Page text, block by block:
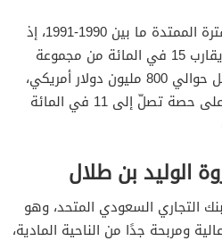
وظل على ذلك الحال لغاية الفترة الممتدة ما بين 1990-1991، إذ
قام الوليد بن طلال بشراء ما يقارب 15 في المائة من مجموعة
Citicorp المصرفية، وذلك مقابل حوالي 800 مليون دولار أمريكي،
بالإضافة إلى ذلك، لقد حصل على حصة تصلّ إلى 11 في المائة
الوليد بن طلال
التجاري السعودي المتحد، وهو
ومربحة جدًا من الناحية المادية،